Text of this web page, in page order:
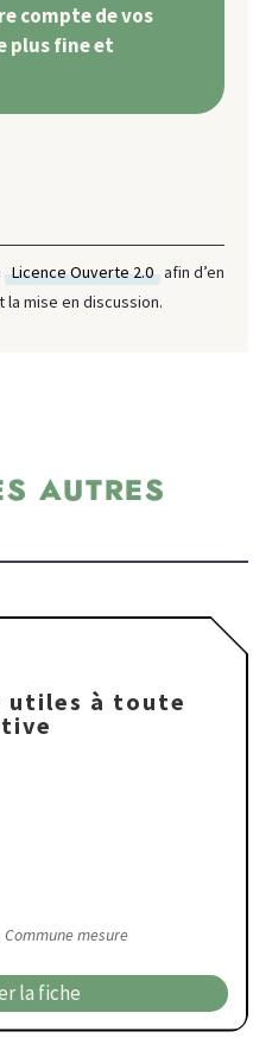
compte de vos
plus fine et
Licence Ouverte 2.0 afin d’en
la mise en discussion.
AUTRES
utiles à toute
mesure
la fiche